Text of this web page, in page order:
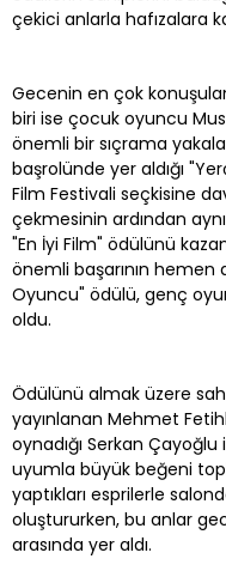
çekici anlarla hafızalara
Gecenin en çok
biri ise çocuk oyuncu
önemli bir sıçrama
başrolünde yer aldığı
Film Festivali seçkisine
çekmesinin ardından
"En İyi Film" ödülünü
önemli başarının hemen
Oyuncu" ödülü, genç
oldu.
Ödülünü almak üzere
yayınlanan Mehmet
oynadığı Serkan
uyumla büyük beğeni
yaptıkları esprilerle
oluştururken, bu anlar
arasında yer aldı.